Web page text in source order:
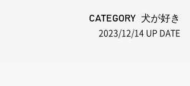
CATEGORY 犬が好き
2023/12/14 UP DATE